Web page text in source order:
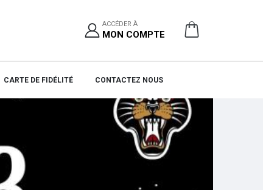
ACCÉDER À
MON COMPTE
CARTE DE FIDÉLITÉ CONTACTEZ NOUS